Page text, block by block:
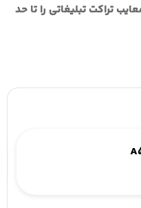
تراکت تبلیغاتی را تا حد